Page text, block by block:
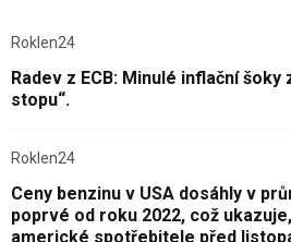
Roklen24
Radev z ECB: Minulé inflační
stopu“.
Roklen24
Ceny benzinu v USA dosáhly v
poprvé od roku 2022, což
americké spotřebitele před